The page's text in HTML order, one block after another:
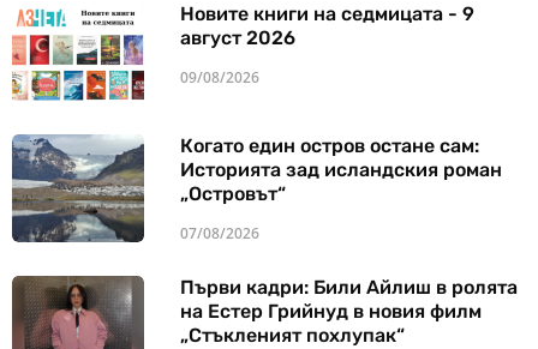
Новите книги на седмицата - 9
август 2026
09/08/2026
Когато един остров остане сам:
Историята зад исландския роман
„Островът“
07/08/2026
Първи кадри: Били Айлиш в ролята
на Естер Грийнуд в новия филм
„Стъкленият похлупак“